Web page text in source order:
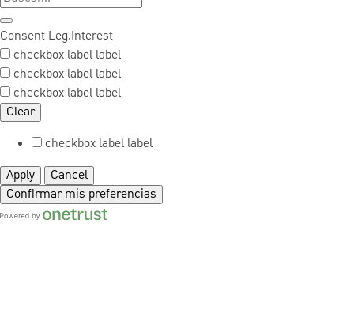
Consent Leg.Interest
checkbox label label
checkbox label label
checkbox label label
Clear
checkbox label label
Apply
Cancel
Confirmar mis preferencias